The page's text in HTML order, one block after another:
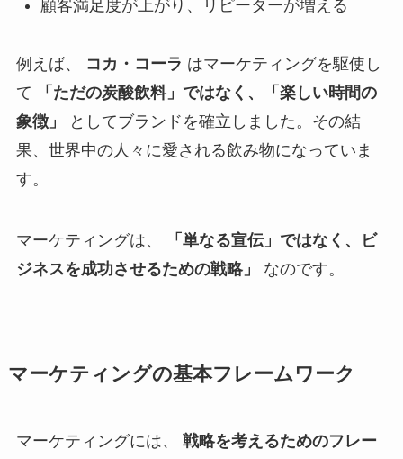
顧客満足度が上がり、リピーターが増える
例えば、 コカ・コーラ はマーケティングを駆使し
て
「ただの炭酸飲料」ではなく、「楽しい時間の
象徴」
としてブランドを確立しました。その結
果、世界中の人々に愛される飲み物になっていま
す。
マーケティングは、
「単なる宣伝」ではなく、ビ
ジネスを成功させるための戦略」
なのです。
マーケティングの基本フレームワーク
マーケティングには、 戦略を考えるためのフレー